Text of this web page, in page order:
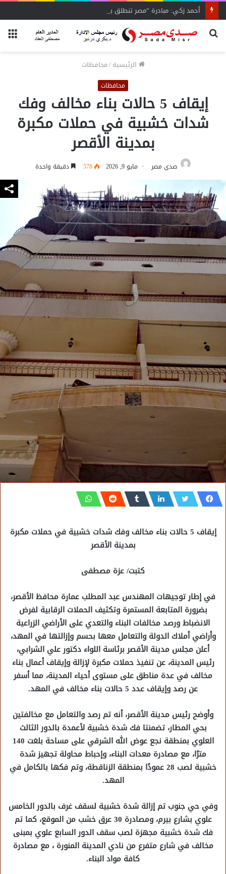
أحمد زكي: مبادرة “مصر تنطلق بالتصدير”
بحث
الرئيسية/محافظات
محافظات
إيقاف 5 حالات بناء مخالف وفك
شدات خشبية في حملات مكبرة
بمدينة الأقصر
صدى مصر مايو 9, 2026 578 دقيقة واحدة
إيقاف 5 حالات بناء مخالف وفك شدات خشبية في حملات مكبرة
بمدينة الأقصر
كتبت/ عزة مصطفى
في إطار توجيهات المهندس عبد المطلب عمارة محافظ الأقصر،
بضرورة المتابعة المستمرة وتكثيف الحملات الرقابية لفرض
الانضباط ورصد مخالفات البناء والتعدي على الأراضي الزراعية
وأراضي أملاك الدولة والتعامل معها بحسم وإزالتها في المهد،
أعلن مجلس مدينة الأقصر برئاسة اللواء دكتور علي الشرابي،
رئيس المدينة، عن تنفيذ حملات مكبرة لإزالة وإيقاف أعمال بناء
مخالف في عدة مناطق على مستوى أحياء المدينة، مما أسفر
عن رصد وإيقاف عدد 5 حالات بناء مخالف في المهد.
وأوضح رئيس مدينة الأقصر، أنه تم رصد والتعامل مع مخالفتين
بحي المطار، تضمنتا فك شدة خشبية لأعمدة بالدور الثالث
العلوي بمنطقة نجع عوض الله الشرقي على مساحة بلغت 140
مترًا، مع مصادرة معدات البناء، وإحباط محاولة تجهيز شدة
خشبية لصب 28 عمودًا بمنطقة الزناقطة، وتم فكها بالكامل في
المهد.
وفي حي جنوب تم إزالة شدة خشبية لسقف غرف بالدور الخامس
علوي بشارع بيرم، ومصادرة 30 عرق خشب من الموقع، كما تم
فك شدة خشبية مجهزة لصب سقف الدور السابع علوي بمبنى
مخالف في شارع متفرع من نادي المدينة المنورة ، مع مصادرة
كافة مواد البناء.